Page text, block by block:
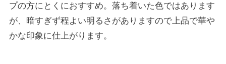
プの方にとくにおすすめ。落ち着いた色ではあります
が、暗すぎず程よい明るさがありますので上品で華や
かな印象に仕上がります。